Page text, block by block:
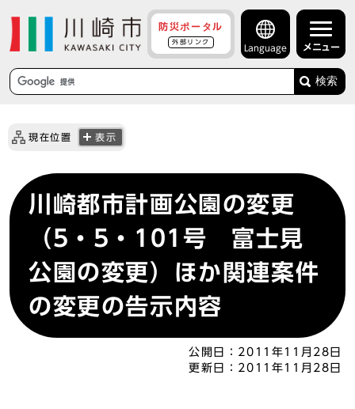
防災ポータル
外部リンク
Language メニュー
検索
現在位置 表示
川崎都市計画公園の変更
（5・5・101号 富士見
公園の変更）ほか関連案件
の変更の告示内容
公開日： 2011年11月28日
更新日： 2011年11月28日